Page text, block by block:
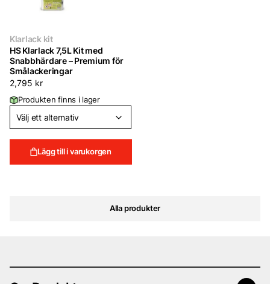
Alla produkter
Klarlack kit
HS Klarlack 7,5L Kit med
Snabbhärdare – Premium för
Smålackeringar
2,795 kr
Produkten finns i lager
Lägg till i varukorgen